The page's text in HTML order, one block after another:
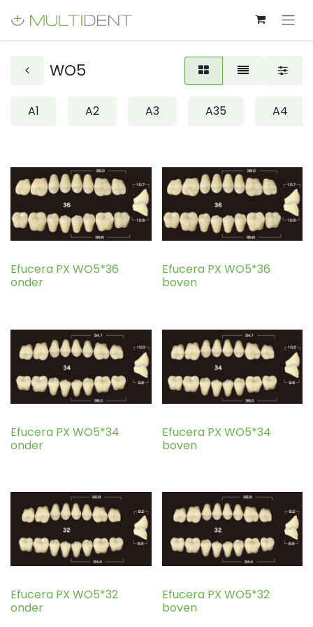
WO5
A1 A2 A3 A35 A4
Efucera PX WO5*36
onder
Efucera PX WO5*36
boven
Efucera PX WO5*34
onder
Efucera PX WO5*34
boven
Efucera PX WO5*32
onder
Efucera PX WO5*32
boven